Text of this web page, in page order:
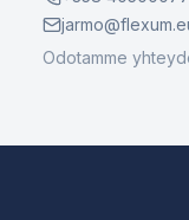
Odotamme